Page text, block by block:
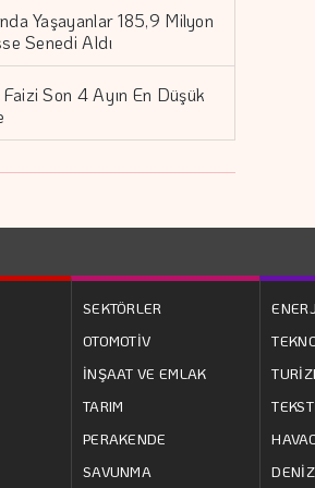
Yaşayanlar 185,9 Milyon
Senedi Aldı
Son 4 Ayın En Düşük
SEKTÖRLER
OTOMOTİV
İNŞAAT VE EMLAK
TARIM
PERAKENDE
SAVUNMA